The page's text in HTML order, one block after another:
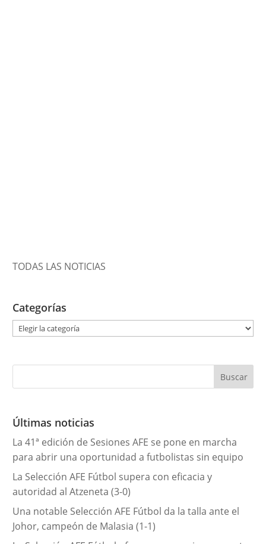
TODAS LAS NOTICIAS
Categorías
g
r
a
s
Últimas noticias
La 41ª edición de Sesiones AFE se pone en marcha
para abrir una oportunidad a futbolistas sin equipo
La Selección AFE Fútbol supera con eficacia y
autoridad al Atzeneta (3-0)
Una notable Selección AFE Fútbol da la talla ante el
Johor, campeón de Malasia (1-1)